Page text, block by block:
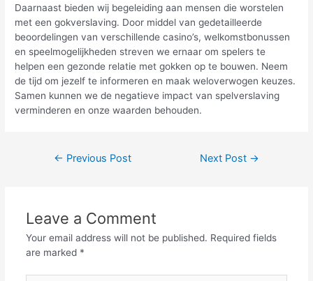
Daarnaast bieden wij begeleiding aan mensen die worstelen
met een gokverslaving. Door middel van gedetailleerde
beoordelingen van verschillende casino’s, welkomstbonussen
en speelmogelijkheden streven we ernaar om spelers te
helpen een gezonde relatie met gokken op te bouwen. Neem
de tijd om jezelf te informeren en maak weloverwogen keuzes.
Samen kunnen we de negatieve impact van spelverslaving
verminderen en onze waarden behouden.
← Previous Post Next Post →
Leave a Comment
Your email address will not be published. Required fields
are marked *